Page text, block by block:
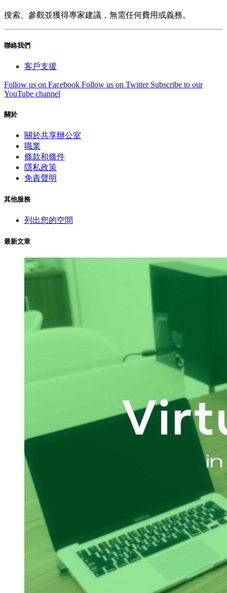
搜索、參觀並獲得專家建議，無需任何費用或義務。
聯絡我們
客戶支援
Follow us on Facebook Follow us on Twitter Subscribe to our
YouTube channel
關於
關於共享辦公室
職業
條款和條件
隱私政策
免責聲明
其他服務
列出您的空間
最新文章